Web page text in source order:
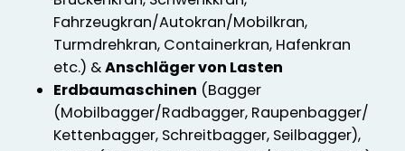
Fahrzeugkran/Autokran/Mobilkran,
Turmdrehkran, Containerkran, Hafenkran
etc.) &Anschläger von Lasten
Erdbaumaschinen (Bagger
(Mobilbagger/Radbagger, Raupenbagger/
Kettenbagger, Schreitbagger, Seilbagger),